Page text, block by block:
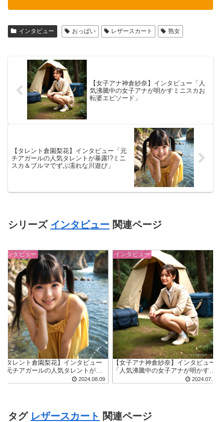
インタビュー おっぱい レザースカート 熟女
【女子アナ神倉紗奈】インタビュー「人
気沸騰中の女子アナが明かすミニスカお
転婆エピソード」
【タレント倉園梨花】インタビュー「元
チアガールの人気タレントが暴露!?ミニ
スカ＆ブルマでずぶ濡れな川遊び」
シリーズ インタビュー 関連ページ
インタビュー
タレント倉園梨花】インタビュー
元チアガールの人気タレントが暴
!?ミニスカ＆ブルマでずぶ濡れな川
2024.08.09
インタビュー
【女子アナ神倉紗奈】インタビュー
「人気沸騰中の女子アナが明かすミ
ニスカお転婆エピソード」 2024.07.26
タグ レザースカート 関連ページ